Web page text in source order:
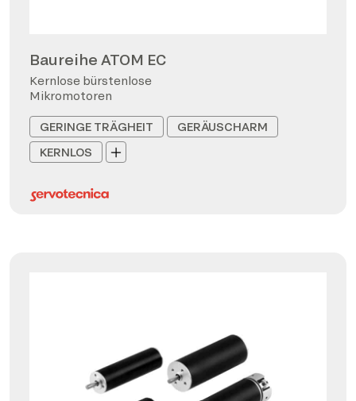
Baureihe ATOM EC
Kernlose bürstenlose
Mikromotoren
GERINGE TRÄGHEIT
GERÄUSCHARM
KERNLOS